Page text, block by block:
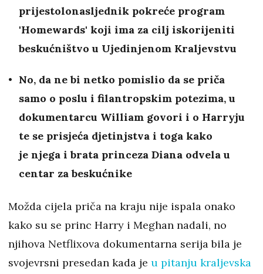
prijestolonasljednik pokreće program
'Homewards' koji ima za cilj iskorijeniti
beskućništvo u Ujedinjenom Kraljevstvu
No, da ne bi netko pomislio da se priča
samo o poslu i filantropskim potezima, u
dokumentarcu William govori i o Harryju
te se prisjeća djetinjstva i toga kako
je njega i brata princeza Diana odvela u
centar za beskućnike
Možda cijela priča na kraju nije ispala onako
kako su se princ Harry i Meghan nadali, no
njihova Netflixova dokumentarna serija bila je
svojevrsni presedan kada je u pitanju kraljevska